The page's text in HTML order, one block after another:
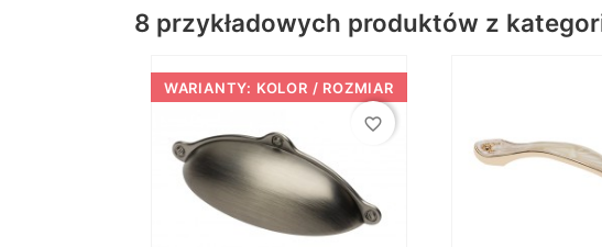
8 przykładowych produktów z
WARIANTY: KOLOR / ROZMIAR
favorite_border